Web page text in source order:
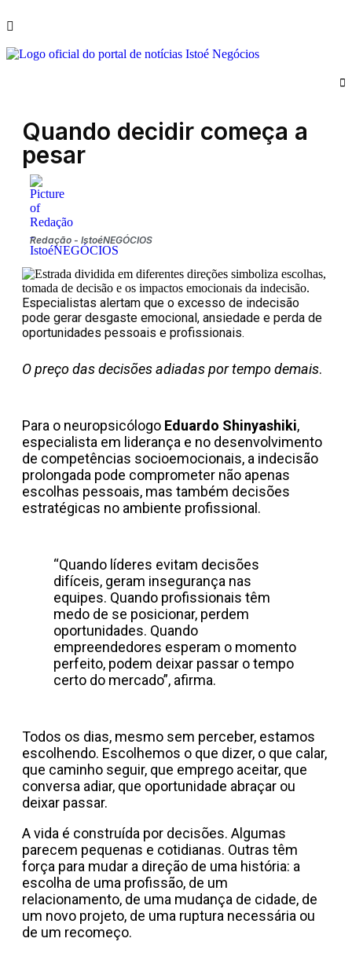
Quando decidir começa a
pesar
Redação - IstoéNEGÓCIOS
Especialistas alertam que o excesso de indecisão
pode gerar desgaste emocional, ansiedade e perda de
oportunidades pessoais e profissionais.
O preço das decisões adiadas por tempo demais.
Para o neuropsicólogo Eduardo Shinyashiki,
especialista em liderança e no desenvolvimento
de competências socioemocionais, a indecisão
prolongada pode comprometer não apenas
escolhas pessoais, mas também decisões
estratégicas no ambiente profissional.
“Quando líderes evitam decisões
difíceis, geram insegurança nas
equipes. Quando profissionais têm
medo de se posicionar, perdem
oportunidades. Quando
empreendedores esperam o momento
perfeito, podem deixar passar o tempo
certo do mercado”, afirma.
Todos os dias, mesmo sem perceber, estamos
escolhendo. Escolhemos o que dizer, o que calar,
que caminho seguir, que emprego aceitar, que
conversa adiar, que oportunidade abraçar ou
deixar passar.
A vida é construída por decisões. Algumas
parecem pequenas e cotidianas. Outras têm
força para mudar a direção de uma história: a
escolha de uma profissão, de um
relacionamento, de uma mudança de cidade, de
um novo projeto, de uma ruptura necessária ou
de um recomeço.